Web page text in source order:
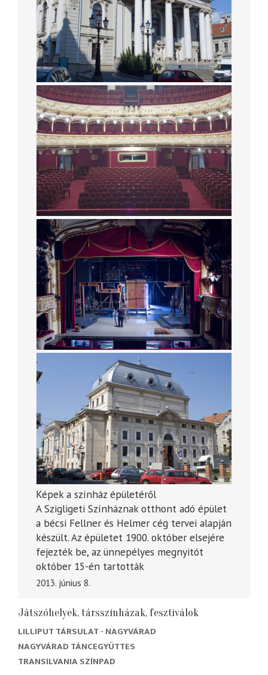
Képek a színház épületéről
A Szigligeti Színháznak otthont adó épület
a bécsi Fellner és Helmer cég tervei alapján
készült. Az épületet 1900. október elsejére
fejezték be, az ünnepélyes megnyitót
október 15-én tartották
2013. június 8.
Játszóhelyek, társszínházak, fesztiválok
LILLIPUT TÁRSULAT - NAGYVÁRAD
NAGYVÁRAD TÁNCEGYÜTTES
TRANSILVANIA SZÍNPAD